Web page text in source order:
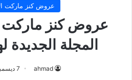
عروض كنز ماركت
عروض كنز ماركت
المجلة الجديدة
ahmad 7 ديسمبر,2018